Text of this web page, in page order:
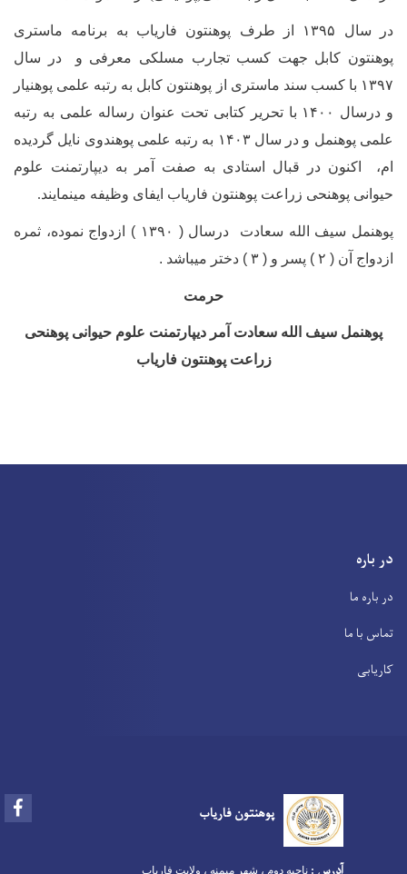
در سال ۱۳۹۵ از طرف پوهنتون فاریاب به برنامه ماستری
پوهنتون کابل جهت کسب تجارب مسلکی معرفی و در سال
۱۳۹۷ با کسب سند ماستری از پوهنتون کابل به رتبه علمی پوهنیار
و درسال ۱۴۰۰ با تحریر کتابی تحت عنوان رساله علمی به رتبه
علمی پوهنمل و در سال ۱۴۰۳ به رتبه علمی پوهندوی نایل گردیده
ام، اکنون در قبال استادی به صفت آمر به دیپارتمنت علوم
حیوانی پوهنحی زراعت پوهنتون فاریاب ایفای وظیفه می­نمایند.
پوهنمل سیف الله سعادت درسال ( ۱۳۹۰ )
ازدواج نموده، ثمره
ازدواج آن ( ۲ ) پسر و ( ۳ ) دختر میباشد .
حرمت
پوهنمل سیف الله سعادت آمر دیپارتمنت علوم حیوانی پوهنحی
زراعت پوهنتون فاریاب
در باره
در باره ما
تماس با ما
کاریابی
پوهنتون فاریاب
: ناحیه دوم ، شهر میمنه ، ولایت فاریاب